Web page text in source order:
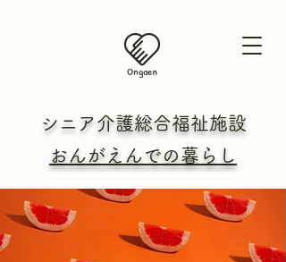
シニア介護総合福祉施設
おんがえんでの暮らし